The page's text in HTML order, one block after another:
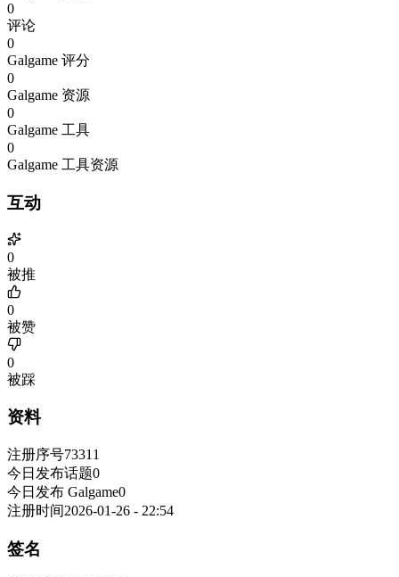
0
评论
0
Galgame 评分
0
Galgame 资源
0
Galgame 工具
0
Galgame 工具资源
互动
0
被推
0
被赞
0
被踩
资料
注册序号73311
今日发布话题0
今日发布 Galgame0
注册时间2026-01-26 - 22:54
签名